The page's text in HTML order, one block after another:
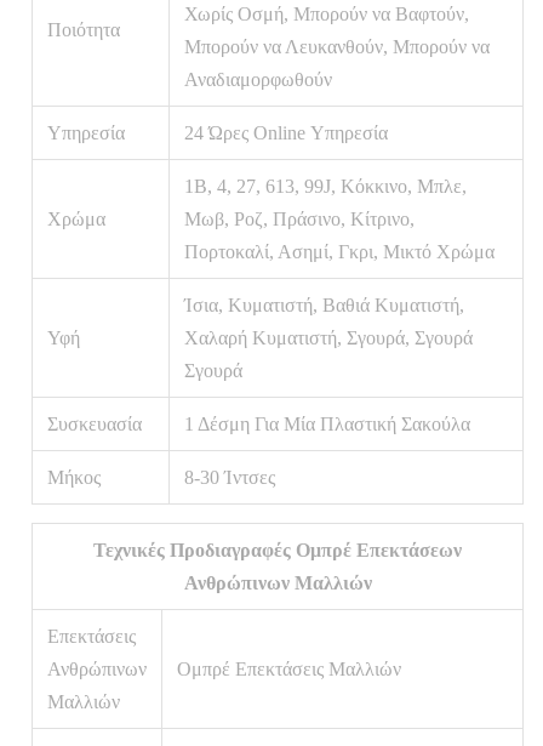
Ποιότητα
Χωρίς Οσμή, Μπορούν να Βαφτούν,
Μπορούν να Λευκανθούν, Μπορούν να
Αναδιαμορφωθούν
Υπηρεσία 24 Ώρες Online Υπηρεσία
Χρώμα
1B, 4, 27, 613, 99J, Κόκκινο, Μπλε,
Μωβ, Ροζ, Πράσινο, Κίτρινο,
Πορτοκαλί, Ασημί, Γκρι, Μικτό Χρώμα
Υφή
Ίσια, Κυματιστή, Βαθιά Κυματιστή,
Χαλαρή Κυματιστή, Σγουρά, Σγουρά
Σγουρά
Συσκευασία 1 Δέσμη Για Μία Πλαστική Σακούλα
Μήκος 8-30 Ίντσες
Τεχνικές Προδιαγραφές Ομπρέ Επεκτάσεων
Ανθρώπινων Μαλλιών
Επεκτάσεις
Ανθρώπινων
Μαλλιών
Ομπρέ Επεκτάσεις Μαλλιών